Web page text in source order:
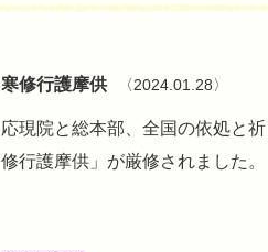
寒修行護摩供 〈2024.01.28〉
応現院と総本部、全国の依処と
修行護摩供」が厳修されました。